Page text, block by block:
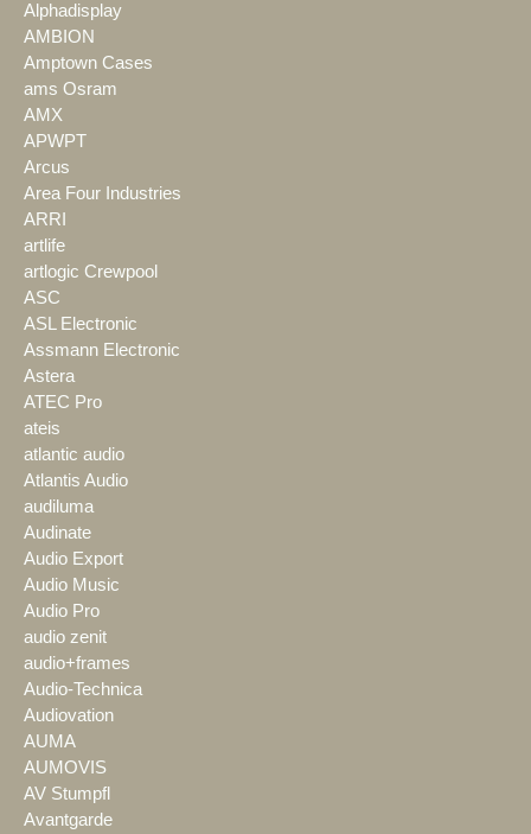
Alphadisplay
AMBION
Amptown Cases
ams Osram
AMX
APWPT
Arcus
Area Four Industries
ARRI
artlife
artlogic Crewpool
ASC
ASL Electronic
Assmann Electronic
Astera
ATEC Pro
ateis
atlantic audio
Atlantis Audio
audiluma
Audinate
Audio Export
Audio Music
Audio Pro
audio zenit
audio+frames
Audio-Technica
Audiovation
AUMA
AUMOVIS
AV Stumpfl
Avantgarde